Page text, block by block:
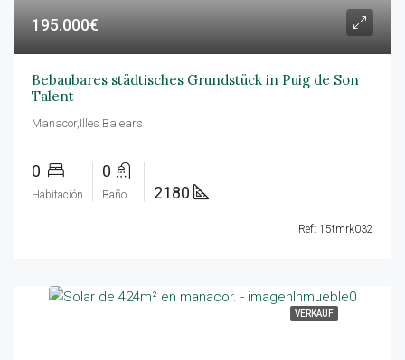
195.000€
Bebaubares städtisches Grundstück in Puig de Son
Talent
Manacor,Illes Balears
0
Habitación
0
Baño 2180
Ref: 15tmrk032
VERKAUF